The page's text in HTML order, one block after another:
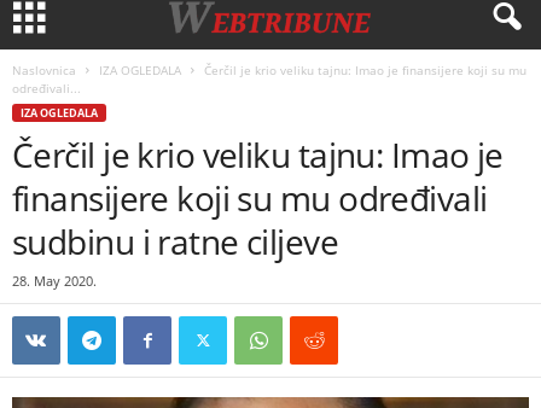
Naslovnica IZA OGLEDALA
Čerčil je krio veliku tajnu: Imao je finansijere koji su mu
određivali...
IZA OGLEDALA
Čerčil je krio veliku tajnu: Imao je
finansijere koji su mu određivali
sudbinu i ratne ciljeve
28. May 2020.